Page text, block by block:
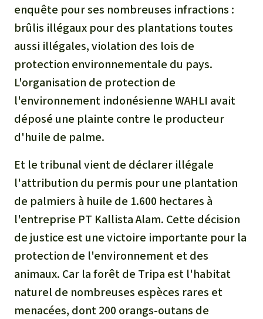
Le braconnage
Les barrages
Le ciment et le béton
Les routes
enquête pour ses nombreuses infractions :
brûlis illégaux pour des plantations toutes
aussi illégales, violation des lois de
protection environnementale du pays.
L'organisation de protection de
l'environnement indonésienne WAHLI avait
déposé une plainte contre le producteur
d'huile de palme.
Et le tribunal vient de déclarer illégale
l'attribution du permis pour une plantation
de palmiers à huile de 1.600 hectares à
l'entreprise PT Kallista Alam. Cette décision
de justice est une victoire importante pour la
protection de l'environnement et des
animaux. Car la forêt de Tripa est l'habitat
naturel de nombreuses espèces rares et
menacées, dont 200 orangs-outans de